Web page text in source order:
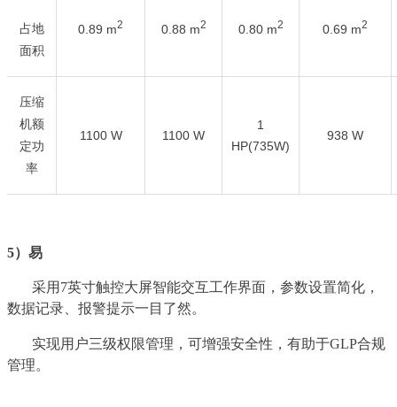
占地
面积
0.89 m2 0.88 m2 0.80 m2 0.69 m2
压缩
机额
定功
率
1100 W 1100 W
1
HP(735W)
938 W
5）易
采用7英寸触控大屏智能交互工作界面，参数设置简化，
数据记录、报警提示一目了然。
实现用户三级权限管理，可增强安全性，有助于GLP合规
管理。